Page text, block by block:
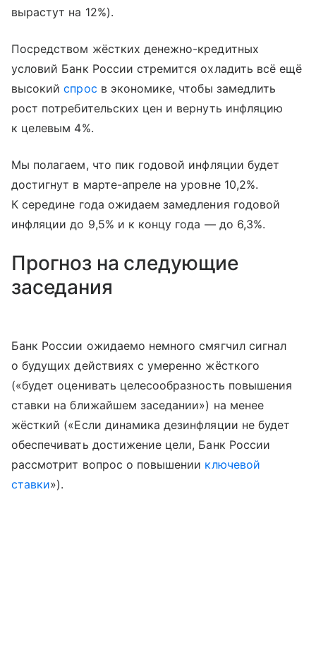
вырастут на 12%).
Посредством жёстких денежно-кредитных
условий Банк России стремится охладить всё ещё
высокийспрос в экономике, чтобы замедлить
рост потребительских цен и вернуть инфляцию
к целевым 4%.
Мы полагаем, что пик годовой инфляции будет
достигнут в марте-апреле на уровне 10,2%.
К середине года ожидаем замедления годовой
инфляции до 9,5% и к концу года — до 6,3%.
Прогноз на следующие
заседания
Банк России ожидаемо немного смягчил сигнал
о будущих действиях с умеренно жёсткого
(«будет оценивать целесообразность повышения
ставки на ближайшем заседании») на менее
жёсткий («Если динамика дезинфляции не будет
обеспечивать достижение цели, Банк России
рассмотрит вопрос о повышении ключевой
ставки»).